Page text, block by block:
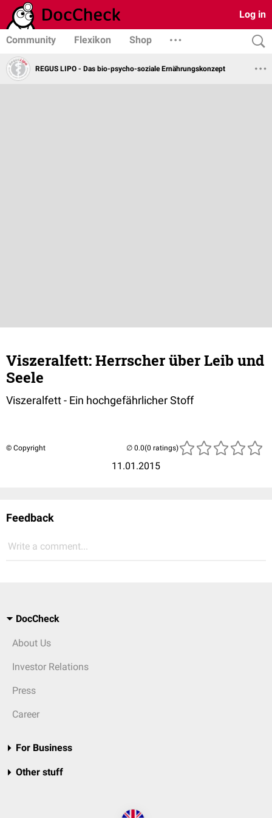
Log in
Community Flexikon Shop
REGUS LIPO - Das bio-psycho-soziale Ernährungskonzept
Viszeralfett: Herrscher über Leib und
Seele
Viszeralfett - Ein hochgefährlicher Stoff
© Copyright
11.01.2015
(0 ratings)
Feedback
Write a comment...
DocCheck
About Us
Investor Relations
Press
Career
For Business
Other stuff